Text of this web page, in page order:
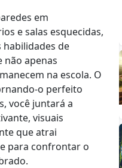
em
e salas esquecidas,
habilidades de
não apenas
na escola. O
o perfeito
você juntará a
visuais
que atrai
para confrontar o